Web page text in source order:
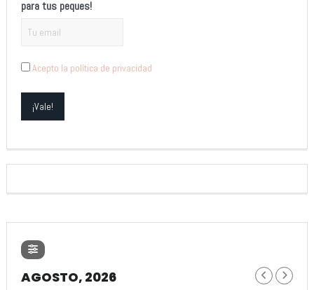
para tus peques!
Acepto la política de privacidad
AGOSTO, 2026